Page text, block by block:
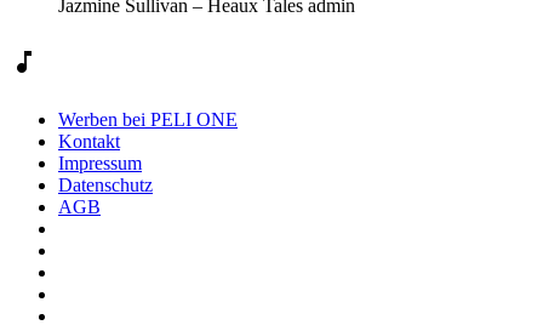
Jazmine Sullivan – Heaux Tales admin
music_note
Werben bei PELI ONE
Kontakt
Impressum
Datenschutz
AGB